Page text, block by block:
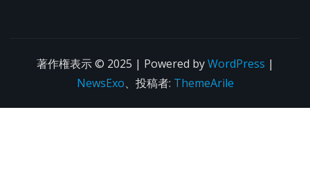
著作権表示 © 2025 | Powered byWordPress |
NewsExo、投稿者: ThemeArile